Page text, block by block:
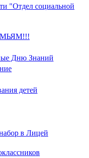
"Отдел социальной
Дню Знаний
детей
в Лицей